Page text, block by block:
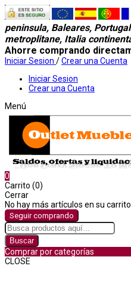
peninsula, Baleares,
metroplitane, Italia
Ahorre comprando
Iniciar Sesion /Crear una Cuenta
Iniciar Sesion
Crear una Cuenta
Menú
0
Carrito (0)
Cerrar
No hay más artículos en su carrito
Seguir comprando
Buscar
Comprar por categorías
CLOSE